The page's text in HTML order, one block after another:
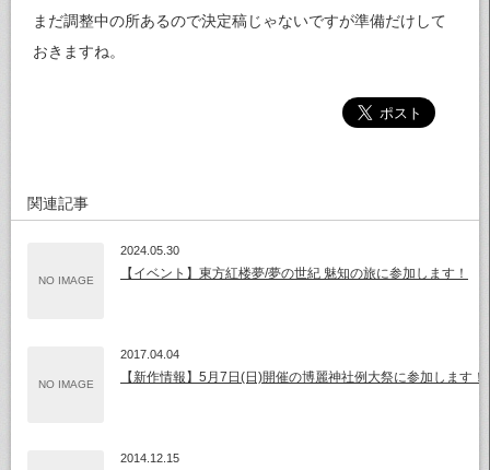
まだ調整中の所あるので決定稿じゃないですが準備だけして
おきますね。
関連記事
NO IMAGE
2024.05.30
【イベント】東方紅楼夢/夢の世紀 魅知の旅に参加します！
NO IMAGE
2017.04.04
【新作情報】5月7日(日)開催の博麗神社例大祭に参加します！
2014.12.15